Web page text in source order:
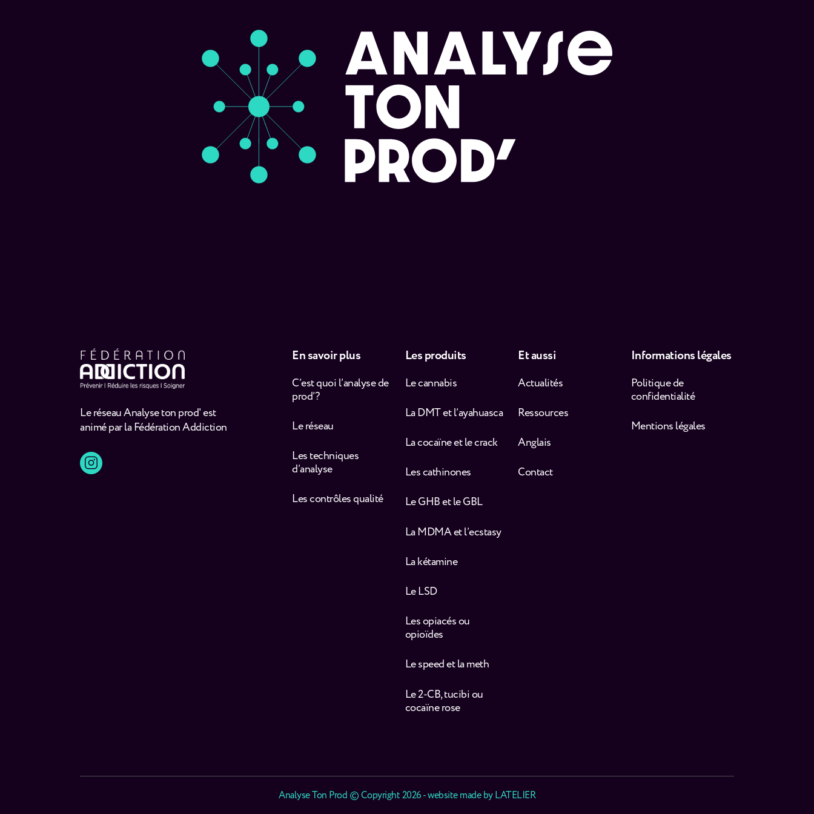
Le réseau Analyse ton prod' est
animé par la Fédération Addiction
En savoir plus
C’est quoi l’analyse de
prod’ ?
Le réseau
Les techniques
d’analyse
Les contrôles qualité
Les produits
Le cannabis
La DMT et l’ayahuasca
La cocaïne et le crack
Les cathinones
Le GHB et le GBL
La MDMA et l’ecstasy
La kétamine
Le LSD
Les opiacés ou
opioïdes
Le speed et la meth
Le 2-CB, tucibi ou
cocaïne rose
Et aussi
Actualités
Ressources
Anglais
Contact
Informations légales
Politique de
confidentialité
Mentions légales
Analyse Ton Prod © Copyright 2026 - website made byLATELIER